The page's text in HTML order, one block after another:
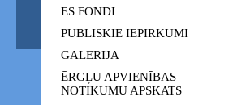
ES FONDI
PUBLISKIE IEPIRKUMI
GALERIJA
ĒRGĻU APVIENĪBAS
NOTIKUMU APSKATS